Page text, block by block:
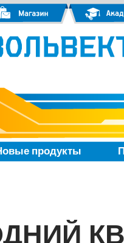
продукты